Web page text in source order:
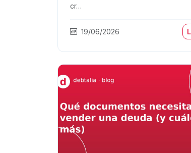
cr…
19/06/2026